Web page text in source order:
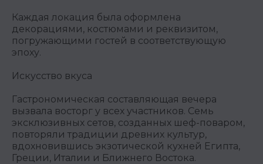
Каждая локация была оформлена
декорациями, костюмами и реквизитом,
погружающими гостей в соответствующую
эпоху.
Искусство вкуса
Гастрономическая составляющая вечера
вызвала восторг у всех участников. Семь
эксклюзивных сетов, созданных шеф-поваром,
повторяли традиции древних культур,
вдохновившись экзотической кухней Египта,
Греции, Италии и Ближнего Востока.